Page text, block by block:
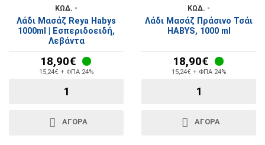
ΚΩΔ. -
Λάδι Μασάζ Reya Habys
1000ml | Εσπεριδοειδή,
Λεβάντα
18,90€
15,24€ + ΦΠΑ 24%
ΑΓΟΡΑ
ΚΩΔ. -
Λάδι Μασάζ Πράσινο Τσάι
HABYS, 1000 ml
18,90€
15,24€ + ΦΠΑ 24%
ΑΓΟΡΑ